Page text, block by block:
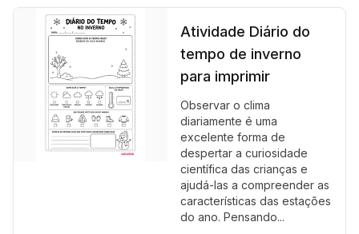
Atividade Diário do
tempo de inverno
para imprimir
Observar o clima
diariamente é uma
excelente forma de
despertar a curiosidade
científica das crianças e
ajudá-las a compreender as
características das estações
do ano. Pensando...